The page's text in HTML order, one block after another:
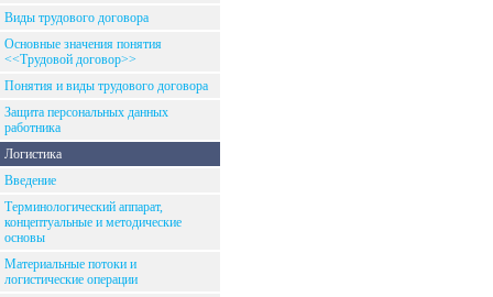
Виды трудового договора
Основные значения понятия
<<Трудовой договор>>
Понятия и виды трудового договора
Защита персональных данных
работника
Логистика
Введение
Терминологический аппарат,
концептуальные и методические
основы
Материальные потоки и
логистические операции